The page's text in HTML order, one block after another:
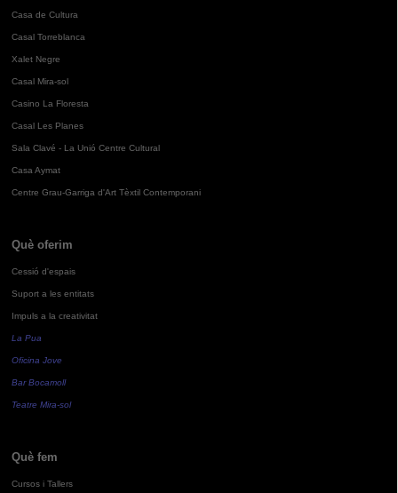
Casa de Cultura
Casal Torreblanca
Xalet Negre
Casal Mira-sol
Casino La Floresta
Casal Les Planes
Sala Clavé - La Unió Centre Cultural
Casa Aymat
Centre Grau-Garriga d'Art Tèxtil Contemporani
Què oferim
Cessió d'espais
Suport a les entitats
Impuls a la creativitat
La Pua
Oficina Jove
Bar Bocamoll
Teatre Mira-sol
Què fem
Cursos i Tallers